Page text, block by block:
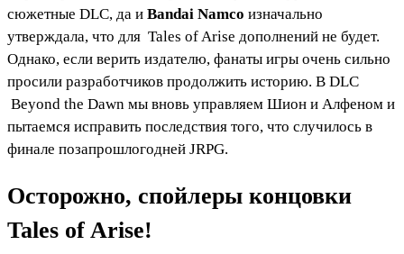
сюжетные DLC, да и Bandai Namco изначально
утверждала, что для Tales of Arise дополнений не будет.
Однако, если верить издателю, фанаты игры очень сильно
просили разработчиков продолжить историю. В DLC
Beyond the Dawn мы вновь управляем Шион и Алфеном и
пытаемся исправить последствия того, что случилось в
финале позапрошлогодней JRPG.
Осторожно, спойлеры концовки
Tales of Arise!